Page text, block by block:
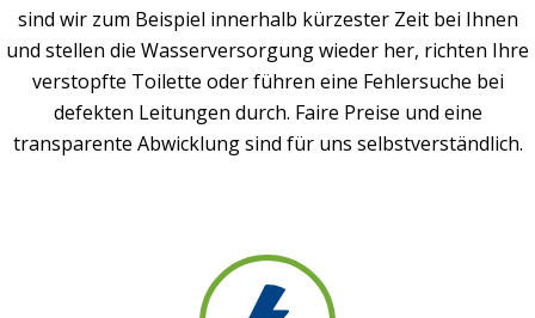
sind wir zum Beispiel innerhalb kürzester Zeit bei Ihnen
und stellen die Wasserversorgung wieder her, richten Ihre
verstopfte Toilette oder führen eine Fehlersuche bei
defekten Leitungen durch. Faire Preise und eine
transparente Abwicklung sind für uns selbstverständlich.